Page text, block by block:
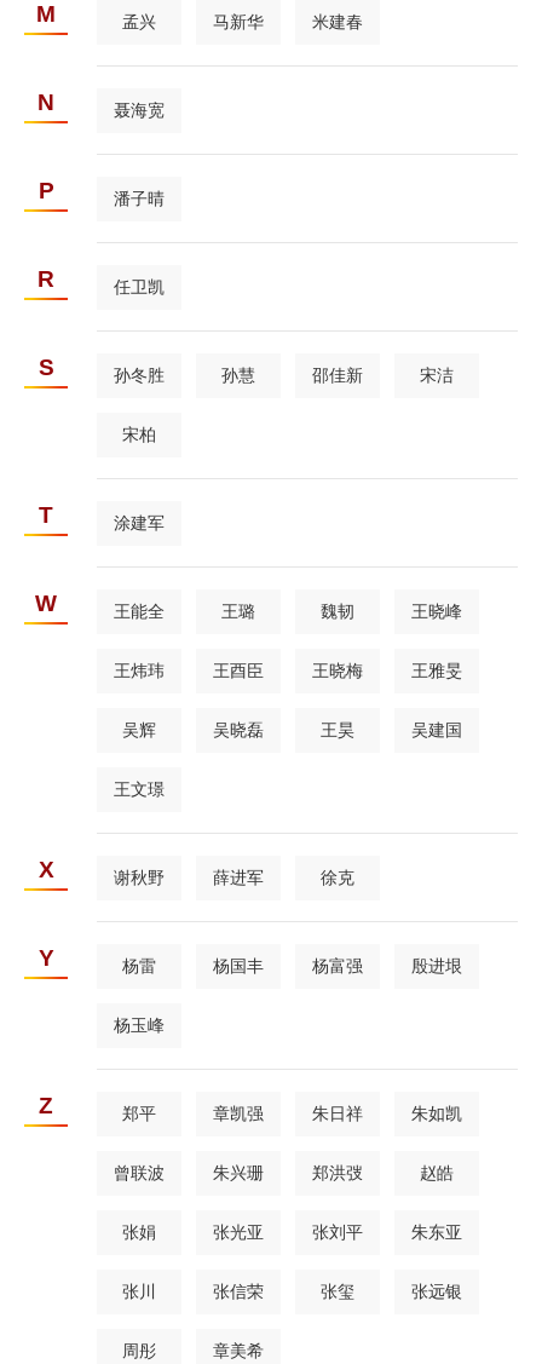
M 孟兴 马新华 米建春
N 聂海宽
P 潘子晴
R 任卫凯
S 孙冬胜 孙慧 邵佳新 宋洁
宋柏
T 涂建军
W 王能全 王璐 魏韧 王晓峰
王炜玮 王酉臣 王晓梅 王雅旻
吴辉 吴晓磊 王昊 吴建国
王文璟
X 谢秋野 薛进军 徐克
Y 杨雷 杨国丰 杨富强 殷进垠
杨玉峰
Z 郑平 章凯强 朱日祥 朱如凯
曾联波 朱兴珊 郑洪弢 赵皓
张娟 张光亚 张刘平 朱东亚
张川 张信荣 张玺 张远银
周彤 章美希